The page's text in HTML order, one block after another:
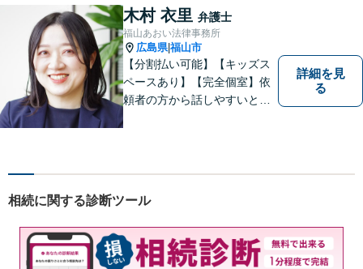
木村 衣里 弁護士
福山あおい法律事務所
広島県|福山市
【分割払い可能】【キッズス
ペースあり】【完全個室】依
頼者の方から話しやすいと定
相談ください。
詳細を見
る
相続に関する診断ツール